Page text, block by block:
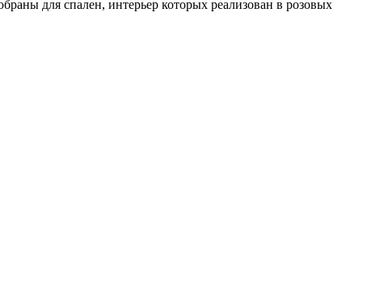
для спален, интерьер которых реализован в розовых